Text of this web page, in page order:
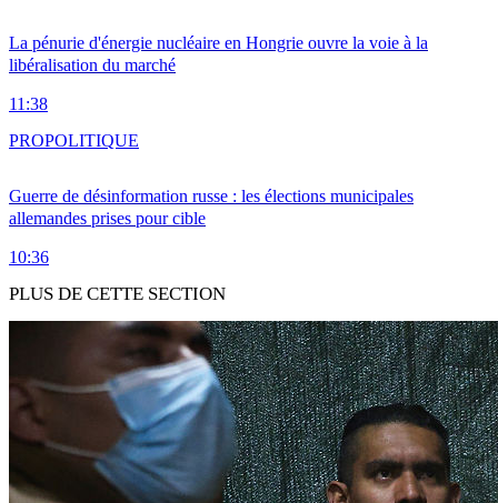
La pénurie d'énergie nucléaire en Hongrie ouvre la voie à la
libéralisation du marché
11:38
Guerre de désinformation russe : les élections municipales
allemandes prises pour cible
10:36
PROPOLITIQUE
PLUS DE CETTE SECTION